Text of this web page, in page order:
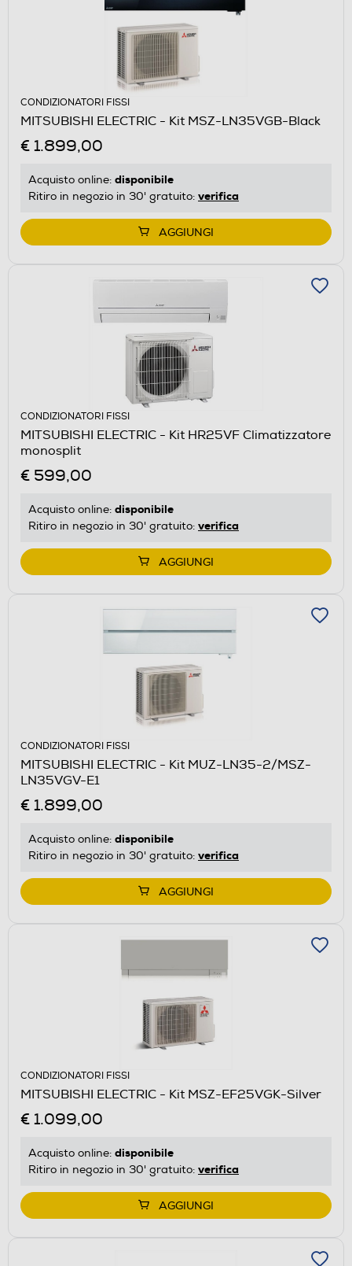
CONDIZIONATORI FISSI
MITSUBISHI ELECTRIC - Kit MSZ-LN35VGB-Black
€ 1.899,00
Acquisto online: disponibile
Ritiro in negozio in 30' gratuito: verifica
AGGIUNGI
CONDIZIONATORI FISSI
MITSUBISHI ELECTRIC - Kit HR25VF Climatizzatore
monosplit
€ 599,00
Acquisto online: disponibile
Ritiro in negozio in 30' gratuito: verifica
AGGIUNGI
CONDIZIONATORI FISSI
MITSUBISHI ELECTRIC - Kit MUZ-LN35-2/MSZ-
LN35VGV-E1
€ 1.899,00
Acquisto online: disponibile
Ritiro in negozio in 30' gratuito: verifica
AGGIUNGI
CONDIZIONATORI FISSI
MITSUBISHI ELECTRIC - Kit MSZ-EF25VGK-Silver
€ 1.099,00
Acquisto online: disponibile
Ritiro in negozio in 30' gratuito: verifica
AGGIUNGI